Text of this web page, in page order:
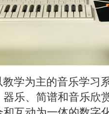
学为主的音乐学习
乐、简谱和音乐欣